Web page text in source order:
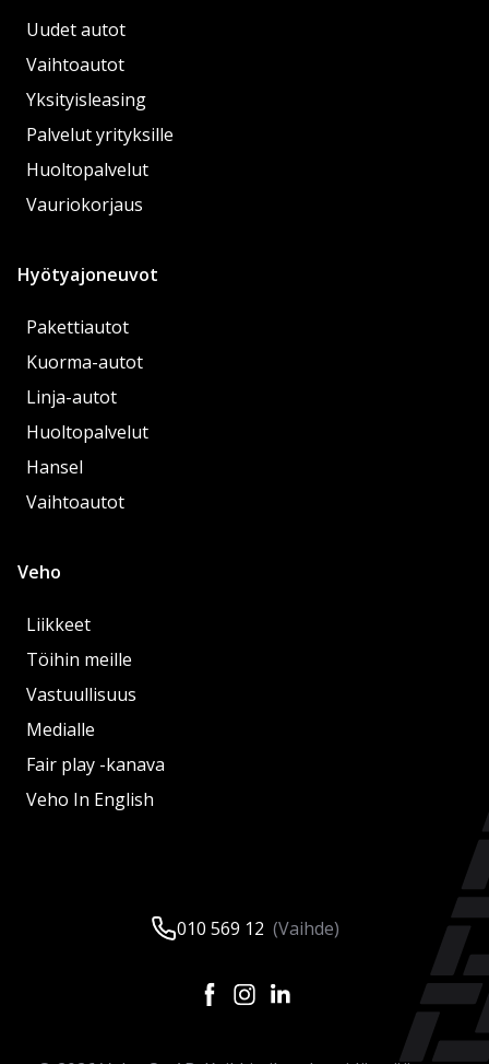
Uudet autot
Vaihtoautot
Yksityisleasing
Palvelut yrityksille
Huoltopalvelut
Vauriokorjaus
Hyötyajoneuvot
Pakettiautot
Kuorma-autot
Linja-autot
Huoltopalvelut
Hansel
Vaihtoautot
Veho
Liikkeet
Töihin meille
Vastuullisuus
Medialle
Fair play -kanava
Veho In English
010 569 12 (Vaihde)